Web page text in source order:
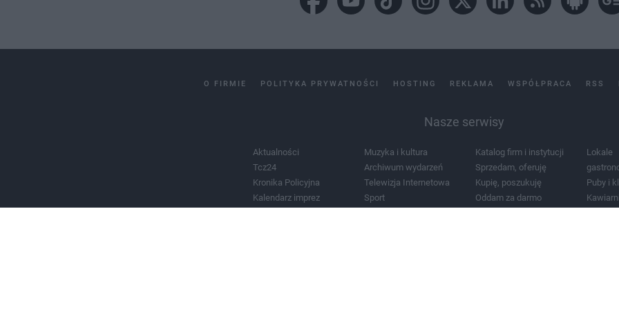
O FIRMIE POLITYKA PRYWATNOŚCI HOSTING REKLAMA WSPÓŁPRACA RSS
Nasze serwisy
Aktualności
Tcz24
Kronika Policyjna
Kalendarz imprez
Muzyka i kultura
Archiwum wydarzeń
Telewizja Internetowa
Sport
Katalog firm i instytucji
Sprzedam, oferuję
Kupię, poszukuję
Oddam za darmo
Lokale
Puby i